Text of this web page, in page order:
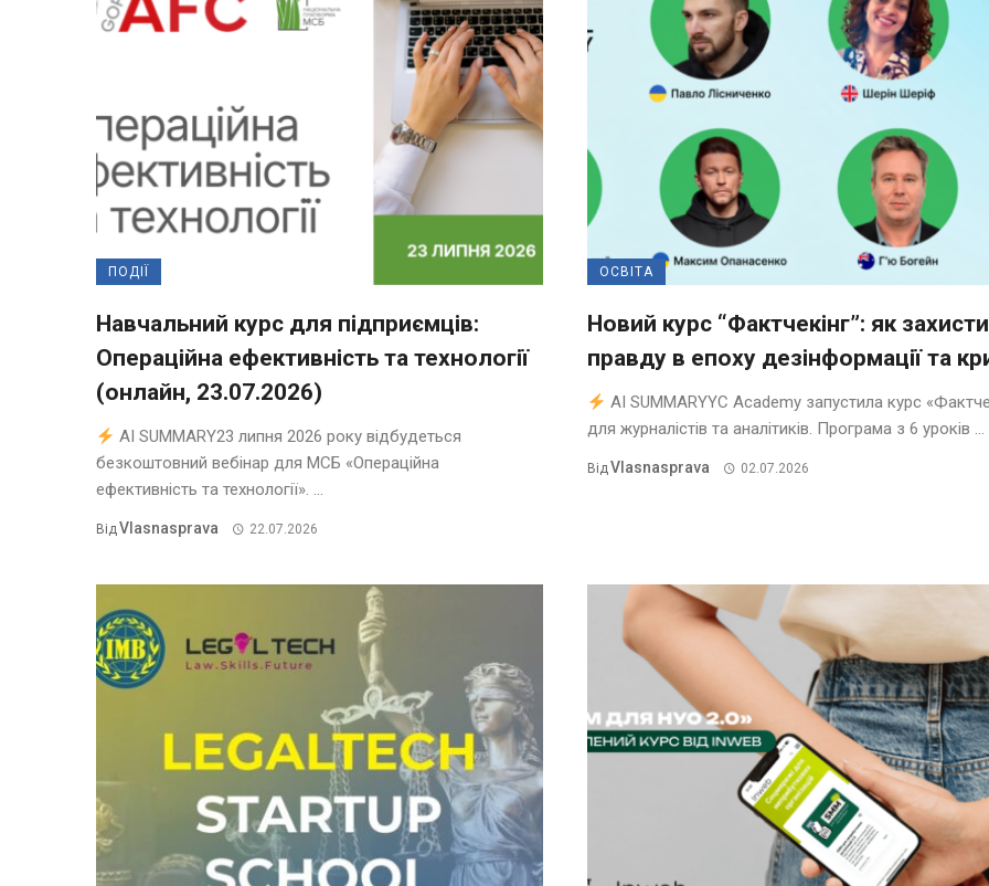
ПОДІЇ
Навчальний курс для підприємців:
Операційна ефективність та технології
(онлайн, 23.07.2026)
AI SUMMARY23 липня 2026 року відбудеться
безкоштовний вебінар для МСБ «Операційна
ефективність та технології». ...
ВідVlasnasprava 22.07.2026
ОСВІТА
Новий курс “Фактчекінг”: як
правду в епоху дезінформації та
AI SUMMARYYC Academy запустила курс
для журналістів та аналітиків. Програма з 6 уроків ...
ВідVlasnasprava 02.07.2026